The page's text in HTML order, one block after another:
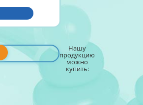
Нашу
продукцию
можно
купить: